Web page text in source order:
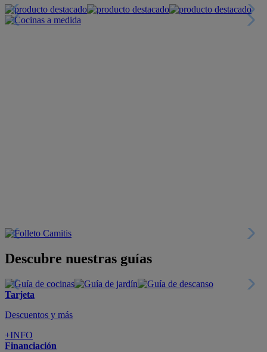
Descubre nuestras guías
Tarjeta
Descuentos y más
+INFO
Financiación